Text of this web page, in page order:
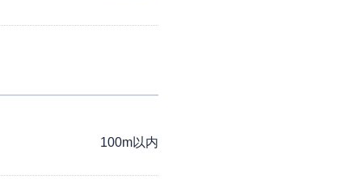
100m以内